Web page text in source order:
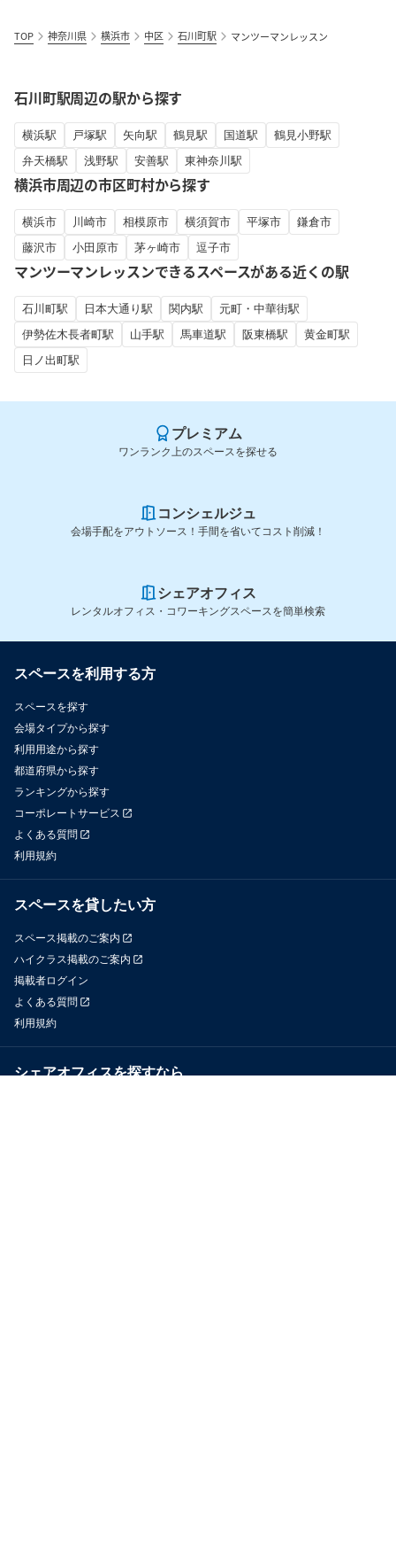
TOP 神奈川県 横浜市 中区 石川町駅 マンツーマンレッスン
石川町駅周辺の駅から探す
横浜駅 戸塚駅 矢向駅 鶴見駅 国道駅
鶴見小野駅
弁天橋駅
浅野駅 安善駅 東神奈川駅
横浜市周辺の市区町村から探す
横浜市 川崎市 相模原市 横須賀市 平塚市
鎌倉市
藤沢市
小田原市 茅ヶ崎市 逗子市
マンツーマンレッスンできるスペースがある近くの駅
石川町駅 日本大通り駅 関内駅
元町・中華街駅
伊勢佐木長者町駅
山手駅 馬車道駅 阪東橋駅
黄金町駅
日ノ出町駅
プレミアム
ワンランク上のスペースを探せる
コンシェルジュ
会場手配をアウトソース！手間を省いてコスト削減！
シェアオフィス
レンタルオフィス・コワーキングスペースを簡単検索
スペースを利用する方
スペースを探す
会場タイプから探す
利用用途から探す
都道府県から探す
ランキングから探す
コーポレートサービス
よくある質問
利用規約
スペースを貸したい方
スペース掲載のご案内
ハイクラス掲載のご案内
掲載者ログイン
よくある質問
利用規約
シェアオフィスを探すなら